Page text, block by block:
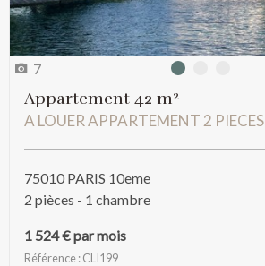
7 Photo 0
Appartement 42 m²
A LOUER APPARTEMENT 2 PIECES
75010 PARIS 10eme
2 pièces - 1 chambre
1 524 € par mois
Référence : CLI199